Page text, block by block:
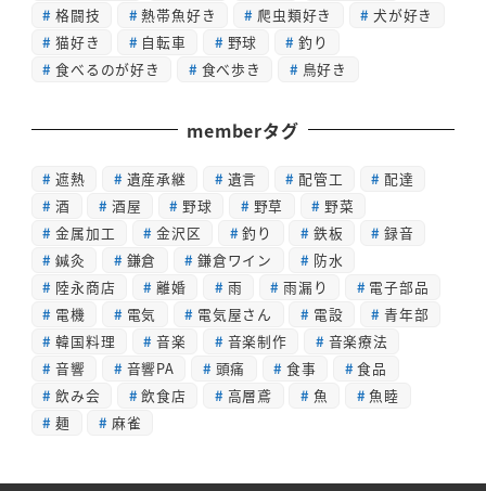
格闘技
熱帯魚好き 爬虫類好き
犬が好き
猫好き
自転車 野球
釣り
食べるのが好き
食べ歩き 鳥好き
memberタグ
遮熱 遺産承継 遺言 配管工
配達
酒
酒屋 野球 野草
野菜
金属加工
金沢区 釣り 鉄板
録音
鍼灸
鎌倉 鎌倉ワイン
防水
陸永商店
離婚 雨 雨漏り
電子部品
電機
電気 電気屋さん 電設
青年部
韓国料理
音楽 音楽制作
音楽療法
音響
音響PA 頭痛 食事
食品
飲み会
飲食店 高層鳶 魚
魚睦
麺
麻雀